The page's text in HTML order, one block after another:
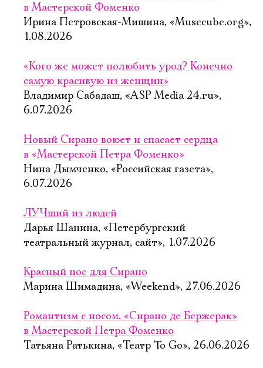
в Мастерской Фоменко
Ирина Петровская-Мишина, «Musecube.org»,
1.08.2026
«Кого же может полюбить урод? Конечно
самую красивую из женщин»
Владимир Сабадаш, «ASP Media 24.ru»,
6.07.2026
Новый Сирано воюет и спасает сердца
в «Мастерской Петра Фоменко»
Нина Дымченко, «Российская газета»,
6.07.2026
ЛУЧший из людей
Дарья Шанина, «Петербургский
театральный журнал, сайт», 1.07.2026
Красный нос для Сирано
Марина Шимадина, «Weekend», 27.06.2026
Романтизм с носом. «Сирано де Бержерак»
в Мастерской Петра Фоменко
Татьяна Ратькина, «Театр To Go», 26.06.2026